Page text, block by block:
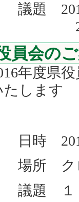
2016
年度
員会の
年度県
たします
時
クロ
１．第